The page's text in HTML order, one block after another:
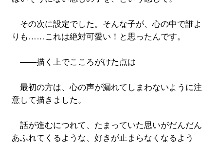
その次に設定でした。そんな子が、心の中で誰よ
りも……これは絶対可愛い！と思ったんです。
――描く上でこころがけた点は
最初の方は、心の声が漏れてしまわないように注
意して描きました。
話が進むにつれて、たまっていた思いがだんだん
あふれてくるような、好きが止まらなくなるよう